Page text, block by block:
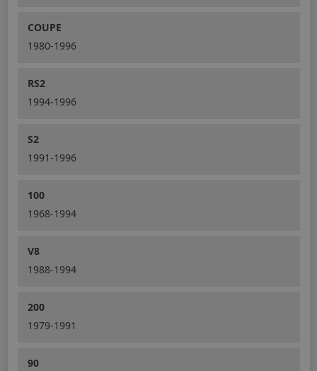
COUPE
1980-1996
RS2
1994-1996
S2
1991-1996
100
1968-1994
V8
1988-1994
200
1979-1991
90